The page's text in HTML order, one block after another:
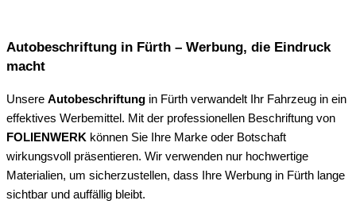
Autobeschriftung in Fürth – Werbung, die Eindruck
macht
Unsere Autobeschriftung in Fürth verwandelt Ihr Fahrzeug in ein
effektives Werbemittel. Mit der professionellen Beschriftung von
FOLIENWERK können Sie Ihre Marke oder Botschaft
wirkungsvoll präsentieren. Wir verwenden nur hochwertige
Materialien, um sicherzustellen, dass Ihre Werbung in Fürth lange
sichtbar und auffällig bleibt.